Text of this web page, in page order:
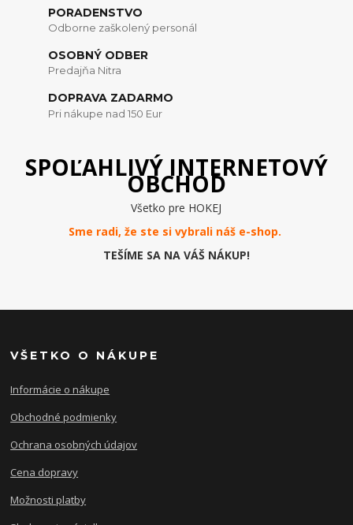
PORADENSTVO
Odborne zaškolený personál
OSOBNÝ ODBER
Predajňa Nitra
DOPRAVA ZADARMO
Pri nákupe nad 150 Eur
SPOĽAHLIVÝ INTERNETOVÝ
OBCHOD
Všetko pre HOKEJ
Sme radi, že ste si vybrali náš e-shop.
TEŠÍME SA NA VÁŠ NÁKUP!
VŠETKO O NÁKUPE
Informácie o nákupe
Obchodné podmienky
Ochrana osobných údajov
Cena dopravy
Možnosti platby